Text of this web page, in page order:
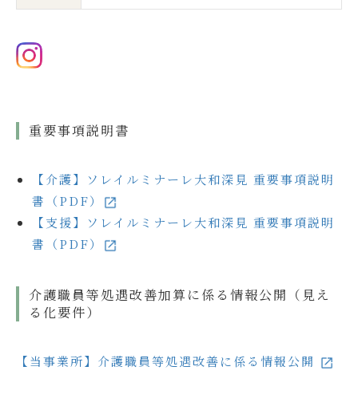
重要事項説明書
【介護】ソレイルミナーレ大和深見 重要事項説明
書（PDF）
【支援】ソレイルミナーレ大和深見 重要事項説明
書（PDF）
介護職員等処遇改善加算に係る情報公開（見え
る化要件）
【当事業所】介護職員等処遇改善に係る情報公開